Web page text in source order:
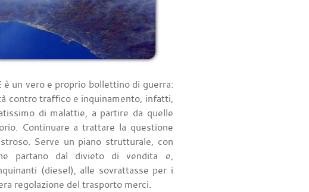
un vero e proprio bollettino di guerra:
contro traffico e inquinamento, infatti,
di malattie, a partire da quelle
Continuare a trattare la questione
Serve un piano strutturale, con
partano dal divieto di vendita e,
(diesel), alle sovrattasse per i
regolazione del trasporto merci.